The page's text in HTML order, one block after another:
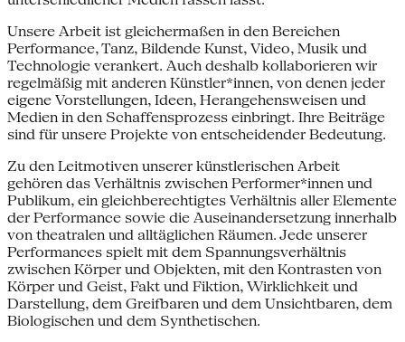
Unsere Arbeit ist gleichermaßen in den Bereichen
Performance, Tanz, Bildende Kunst, Video, Musik und
Technologie verankert. Auch deshalb kollaborieren wir
regelmäßig mit anderen Künstler*innen, von denen jeder
eigene Vorstellungen, Ideen, Herangehensweisen und
Medien in den Schaffensprozess einbringt. Ihre Beiträge
sind für unsere Projekte von entscheidender Bedeutung.
Zu den Leitmotiven unserer künstlerischen Arbeit
gehören das Verhältnis zwischen Performer*innen und
Publikum, ein gleichberechtigtes Verhältnis aller Elemente
der Performance sowie die Auseinandersetzung innerhalb
von theatralen und alltäglichen Räumen. Jede unserer
Performances spielt mit dem Spannungsverhältnis
zwischen Körper und Objekten, mit den Kontrasten von
Körper und Geist, Fakt und Fiktion, Wirklichkeit und
Darstellung, dem Greifbaren und dem Unsichtbaren, dem
Biologischen und dem Synthetischen.